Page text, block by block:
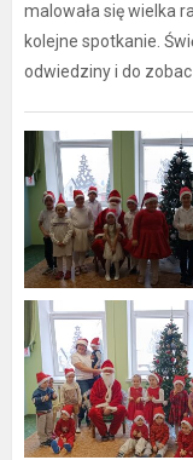
malowała się wielka
kolejne spotkanie.
odwiedziny i do